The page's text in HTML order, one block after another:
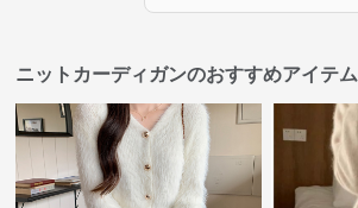
ニットカーディガンのおすすめアイテム